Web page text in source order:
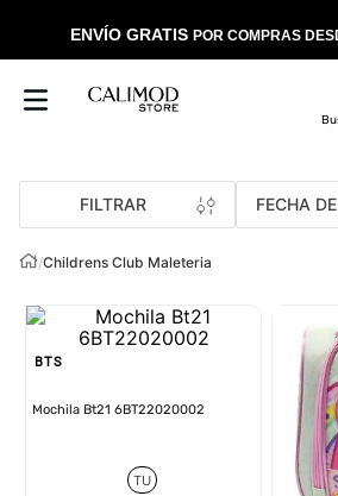
ENVÍO GRATIS POR COMPRAS
FILTRAR FECHA
/Childrens Club Maleteria
BTS
Mochila Bt21 6BT22020002
TU